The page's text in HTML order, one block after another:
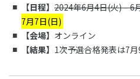
【日程】 2024年6月4日(火) – 6
7月7日(日)
【会場】 オンライン
【結果】 1次予選合格発表は7